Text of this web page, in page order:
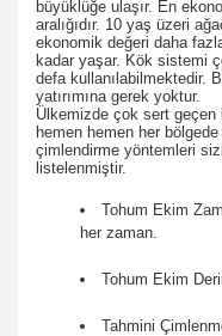
büyüklüğe ulaşır. En
aralığıdır. 10 yaş üzeri
ekonomik değeri daha
kadar yaşar. Kök sistemi
defa kullanılabilmektedir.
yatırımına gerek yoktur.
Ülkemizde çok sert geçen
hemen hemen her
çimlendirme yöntemleri
listelenmiştir.
Tohum Ekim
her zaman.
Tohum Ekim
Tahmini